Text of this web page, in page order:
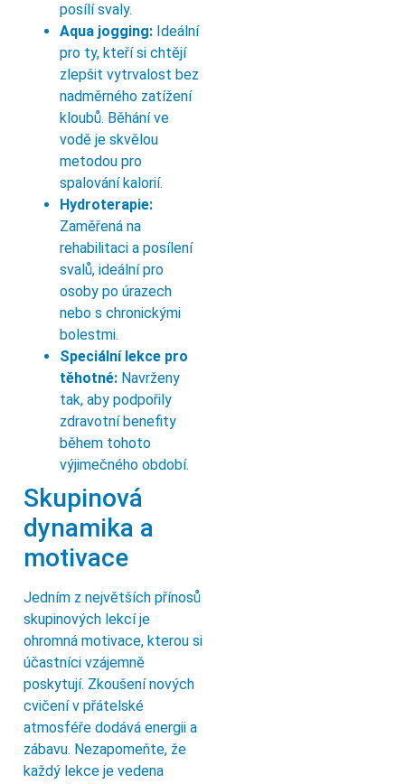
posílí svaly.
Aqua jogging: Ideální
pro ty, kteří si chtějí
zlepšit vytrvalost bez
nadměrného zatížení
kloubů. Běhání ve
vodě je skvělou
metodou pro
spalování kalorií.
Hydroterapie:
Zaměřená na
rehabilitaci a posílení
svalů, ideální pro
osoby po úrazech
nebo s chronickými
bolestmi.
Speciální lekce pro
těhotné: Navrženy
tak, aby podpořily
zdravotní benefity
během tohoto
výjimečného období.
Skupinová
dynamika a
motivace
Jedním z největších přínosů
skupinových lekcí je
ohromná motivace, kterou si
účastníci vzájemně
poskytují. Zkoušení nových
cvičení v přátelské
atmosféře dodává energii a
zábavu. Nezapomeňte, že
každý lekce je vedena